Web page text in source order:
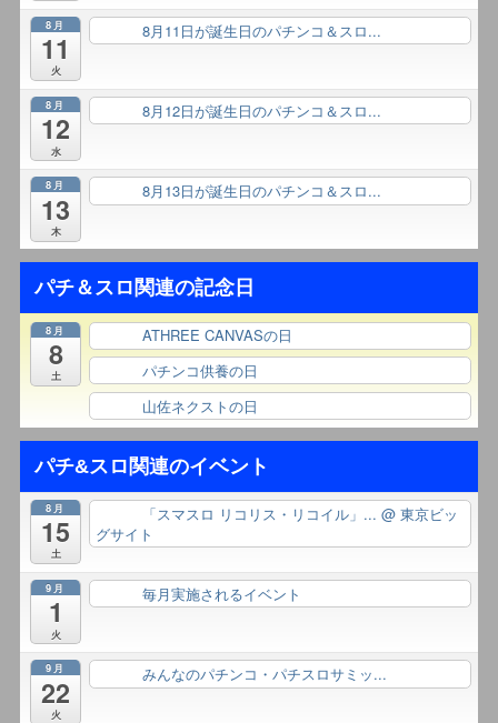
8月
11
火
8月11日が誕生日のパチンコ＆スロ...
8月
12
水
8月12日が誕生日のパチンコ＆スロ...
8月
13
木
8月13日が誕生日のパチンコ＆スロ...
パチ＆スロ関連の記念日
8月
8
土
ATHREE CANVASの日
パチンコ供養の日
山佐ネクストの日
パチ&スロ関連のイベント
8月
15
土
「スマスロ リコリス・リコイル」... @ 東京ビッ
グサイト
9月
1
火
毎月実施されるイベント
9月
22
火
みんなのパチンコ・パチスロサミッ...